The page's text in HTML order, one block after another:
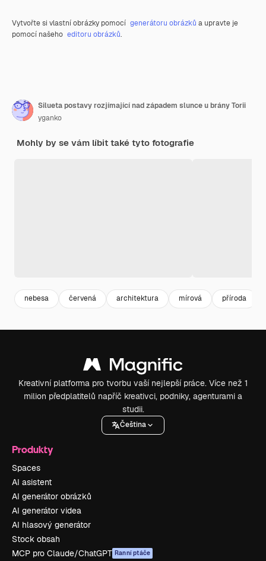
Vytvořte si vlastní obrázky pomocí generátoru obrázků a upravte je
pomocí našeho editoru obrázků.
Silueta postavy rozjímající nad západem slunce u brány Torii
yganko
Mohly by se vám líbit také tyto fotografie
nebesa červená architektura mírová příroda
Kreativní platforma pro tvorbu vaší nejlepší práce. Více než 1
milion předplatitelů napříč kreativci, podniky, agenturami a
studii.
Čeština
Produkty
Spaces
AI asistent
AI generátor obrázků
AI generátor videa
AI hlasový generátor
Stock obsah
MCP pro Claude/ChatGPT Ranní ptáče